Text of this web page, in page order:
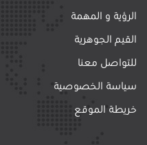
الرؤية و المهمة
القيم الجوهرية
للتواصل معنا
سياسة الخصوصية
خريطة الموقع